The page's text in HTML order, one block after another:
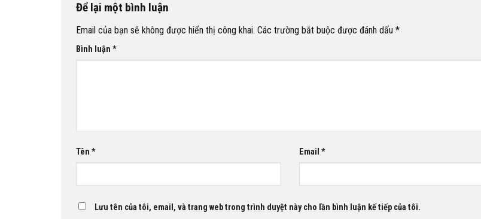
Để lại một bình luận
Email của bạn sẽ không được hiển thị công khai. Các trường bắt buộc được đánh dấu *
Bình luận *
Tên * Email*
Lưu tên của tôi, email, và trang web trong trình duyệt này cho lần bình luận kế tiếp của tôi.